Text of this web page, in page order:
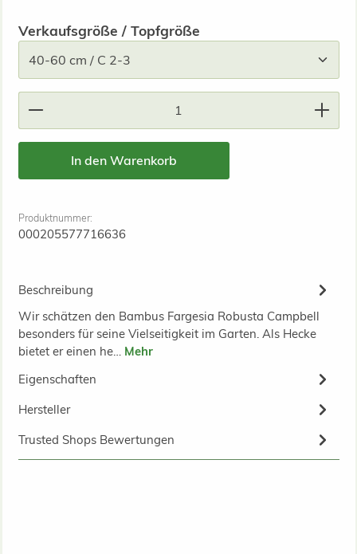
Verkaufsgröße / Topfgrößeauswählen
Produkt Anzahl: Gib den gewünschten Wert ein
In den Warenkorb
Produktnummer:
000205577716636
Beschreibung
Wir schätzen den Bambus Fargesia Robusta Campbell
besonders für seine Vielseitigkeit im Garten. Als Hecke
bietet er einen he… Mehr
Eigenschaften
Hersteller
Trusted Shops Bewertungen